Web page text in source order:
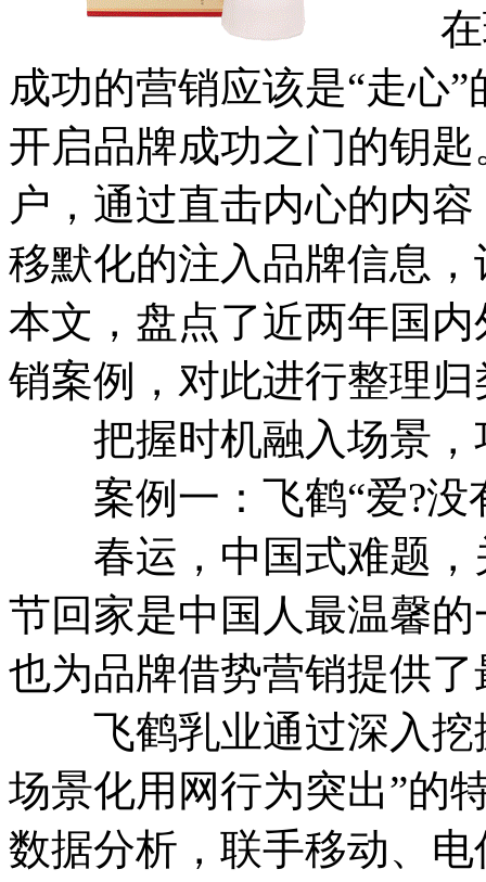
在现
成功的营销应该是“走心
开启品牌成功之门的钥
户，通过直击内心的内
移默化的注入品牌信息
本文，盘点了近两年国
销案例，对此进行整理
把握时机融入场景，
案例一：飞鹤“爱?没
春运，中国式难题，
节回家是中国人最温馨
也为品牌借势营销提供
飞鹤乳业通过深入挖
场景化用网行为突出”的
数据分析，联手移动、